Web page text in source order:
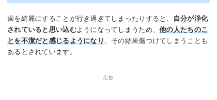
歯を綺麗にすることが行き過ぎてしまったりすると、
自分が浄化
されていると思い込むようになってしまうため、他の人たちのこ
とを不潔だと感じるようになり
、その結果傷つけてしまうことも
あるとされています。
広告